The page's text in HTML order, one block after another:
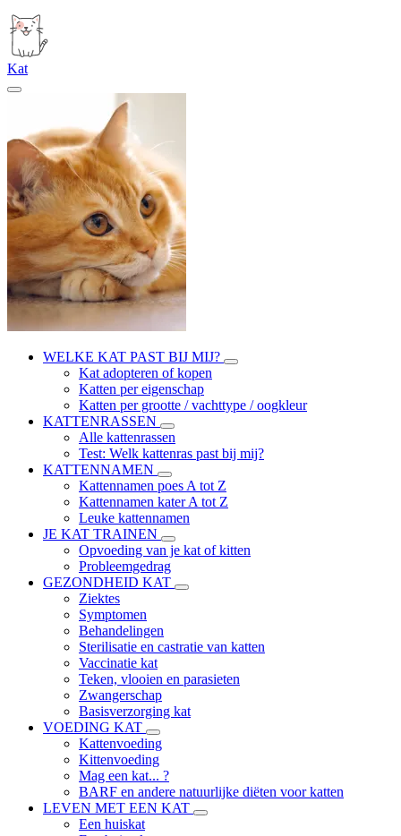
Kat
WELKE KAT PAST BIJ MIJ?
Kat adopteren of kopen
Katten per eigenschap
Katten per grootte / vachttype / oogkleur
KATTENRASSEN
Alle kattenrassen
Test: Welk kattenras past bij mij?
KATTENNAMEN
Kattennamen poes A tot Z
Kattennamen kater A tot Z
Leuke kattennamen
JE KAT TRAINEN
Opvoeding van je kat of kitten
Probleemgedrag
GEZONDHEID KAT
Ziektes
Symptomen
Behandelingen
Sterilisatie en castratie van katten
Vaccinatie kat
Teken, vlooien en parasieten
Zwangerschap
Basisverzorging kat
VOEDING KAT
Kattenvoeding
Kittenvoeding
Mag een kat... ?
BARF en andere natuurlijke diëten voor katten
LEVEN MET EEN KAT
Een huiskat